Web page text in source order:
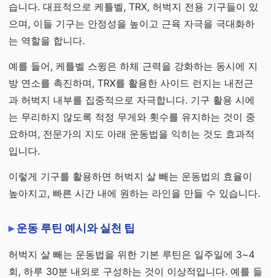
습니다. 대표적으로 케틀벨, TRX, 허벅지 전용 기구들이 있
으며, 이들 기구는 안정성을 높이고 근육 자극을 극대화하
는 역할을 합니다.
예를 들어, 케틀벨 스윙은 하체 근력을 강화하는 동시에 지
방 연소를 촉진하며, TRX를 활용한 사이드 런지는 내전근
과 허벅지 내부를 집중적으로 자극합니다. 기구 활용 시에
는 무리하지 않도록 적정 무게와 횟수를 유지하는 것이 중
요하며, 전문가의 지도 아래 운동법을 익히는 것도 효과적
입니다.
이렇게 기구를 활용하면 허벅지 살 빼는 운동법의 효율이
높아지고, 빠른 시간 내에 원하는 라인을 만들 수 있습니다.
운동 루틴 예시와 실천 팁
허벅지 살 빼는 운동법을 위한 기본 루틴은 일주일에 3~4
회, 하루 30분 내외로 구성하는 것이 이상적입니다. 예를 들